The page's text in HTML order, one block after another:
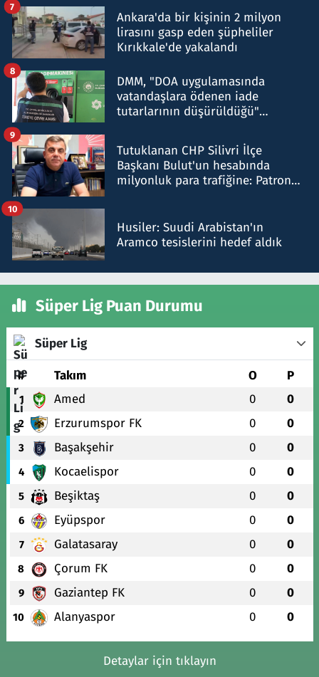
Ankara'da bir kişinin 2 milyon
lirasını gasp eden şüpheliler
Kırıkkale'de yakalandı
7
DMM, "DOA uygulamasında
vatandaşlara ödenen iade
tutarlarının düşürüldüğü"
8
Tutuklanan CHP Silivri İlçe
Başkanı Bulut'un hesabında
milyonluk para trafiğine: Patron
9
Husiler: Suudi Arabistan'ın
Aramco tesislerini hedef aldık
10
Süper Lig Puan Durumu
Süper Lig
# Takım O P
1 Amed 0 0
2 Erzurumspor FK 0 0
3 Başakşehir 0 0
4 Kocaelispor 0 0
5 Beşiktaş 0 0
6 Eyüpspor 0 0
7 Galatasaray 0 0
8 Çorum FK 0 0
9 Gaziantep FK 0 0
10 Alanyaspor 0 0
Detaylar için tıklayın